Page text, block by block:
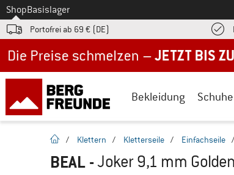
Zum
ShopBasislager
Portofrei ab 69 € (DE)
Bekleidung Schuhe
Startseite
/ Klettern / Kletterseile / Einfachseile /
BEAL -Joker 9,1 mm